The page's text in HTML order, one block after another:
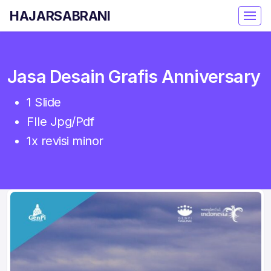
HAJARSABRANI
Jasa Desain Grafis Anniversary
1 Slide
FIle Jpg/Pdf
1x revisi minor